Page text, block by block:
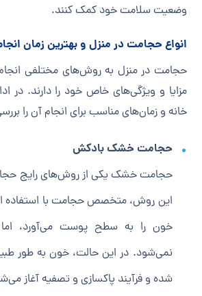
وضعیت سلامت خود کمک کنند.
انواع حجامت در منزل و بهترین زمان
حجامت در منزل به روش‌های مختلفی
مزایا و ویژگی‌های خاص خود را دارند. در
خانه و زمان‌های مناسب برای انجام آن را
حجامت خشک بادکش
حجامت خشک یکی از روش‌های رایج
این روش، متخصص حجامت با
خون را به سطح پوست می‌آورد، اما
نمی‌شود. در این حالت، خون به طور
شده و فرآیند پاکسازی و تصفیه آغاز